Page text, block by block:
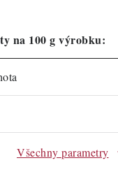
na 100 g výrobku:
Všechny parametry